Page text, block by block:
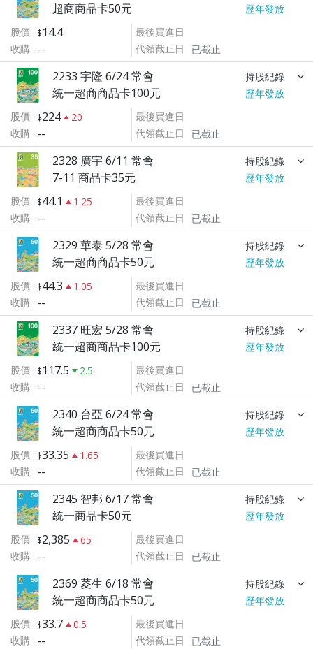
超商商品卡50元
歷年發放
股價
14.4
收購 --
最後買進日
代領截止日
已截止
2233 宇隆 6/24 常會 持股紀錄
統一超商商品卡100元
歷年發放
股價
224
20
收購 --
最後買進日
代領截止日
已截止
2328 廣宇 6/11 常會 持股紀錄
7-11 商品卡35元
歷年發放
股價
44.1
1.25
收購 --
最後買進日
代領截止日
已截止
2329 華泰 5/28 常會 持股紀錄
統一超商商品卡50元
歷年發放
股價
44.3
1.05
收購 --
最後買進日
代領截止日
已截止
2337 旺宏 5/28 常會 持股紀錄
統一超商商品卡100元
歷年發放
股價
117.5
2.5
收購 --
最後買進日
代領截止日
已截止
2340 台亞 6/24 常會 持股紀錄
統一超商商品卡50元
歷年發放
股價
33.35
1.65
收購 --
最後買進日
代領截止日
已截止
2345 智邦 6/17 常會 持股紀錄
統一商品卡50元
歷年發放
股價
2,385
65
收購 --
最後買進日
代領截止日
已截止
2369 菱生 6/18 常會 持股紀錄
統一超商商品卡50元
歷年發放
股價
33.7
0.5
收購 --
最後買進日
代領截止日
已截止